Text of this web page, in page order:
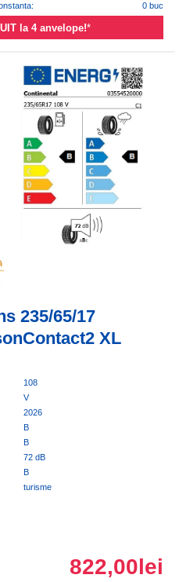
0 buc
la 4 anvelope!*
235/65/17
XL
108
V
2026
B
B
72 dB
B
turisme
822,00lei